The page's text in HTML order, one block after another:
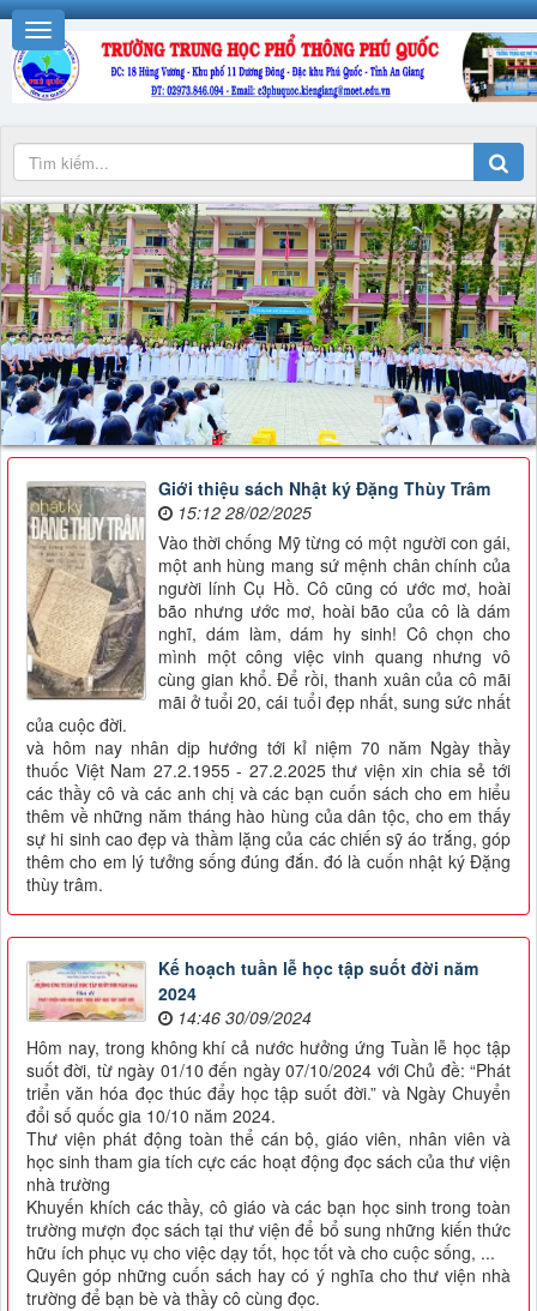
Giới thiệu sách Nhật ký Đặng Thùy Trâm
15:12 28/02/2025
Vào thời chống Mỹ từng có một người con gái,
một anh hùng mang sứ mệnh chân chính của
người lính Cụ Hồ. Cô cũng có ước mơ, hoài
bão nhưng ước mơ, hoài bão của cô là dám
nghĩ, dám làm, dám hy sinh! Cô chọn cho
mình một công việc vinh quang nhưng vô
cùng gian khổ. Để rồi, thanh xuân của cô mãi
mãi ở tuổi 20, cái tuổi đẹp nhất, sung sức nhất
của cuộc đời.
và hôm nay nhân dịp hướng tới kỉ niệm 70 năm Ngày thầy
thuốc Việt Nam 27.2.1955 - 27.2.2025 thư viện xin chia sẻ tới
các thầy cô và các anh chị và các bạn cuốn sách cho em hiểu
thêm về những năm tháng hào hùng của dân tộc, cho em thấy
sự hi sinh cao đẹp và thầm lặng của các chiến sỹ áo trắng, góp
thêm cho em lý tưởng sống đúng đắn. đó là cuốn nhật ký Đặng
thùy trâm.
Kế hoạch tuần lễ học tập suốt đời năm
2024
14:46 30/09/2024
Hôm nay, trong không khí cả nước hưởng ứng Tuần lễ học tập
suốt đời, từ ngày 01/10 đến ngày 07/10/2024 với Chủ đề: “Phát
triển văn hóa đọc thúc đẩy học tập suốt đời.” và Ngày Chuyển
đổi số quốc gia 10/10 năm 2024.
Thư viện phát động toàn thể cán bộ, giáo viên, nhân viên và
học sinh tham gia tích cực các hoạt động đọc sách của thư viện
nhà trường
Khuyến khích các thầy, cô giáo và các bạn học sinh trong toàn
trường mượn đọc sách tại thư viện để bổ sung những kiến thức
hữu ích phục vụ cho việc dạy tốt, học tốt và cho cuộc sống, ...
Quyên góp những cuốn sách hay có ý nghĩa cho thư viện nhà
trường để bạn bè và thầy cô cùng đọc.